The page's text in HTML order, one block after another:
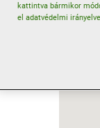
kattintva bármikor
el adatvédelmi